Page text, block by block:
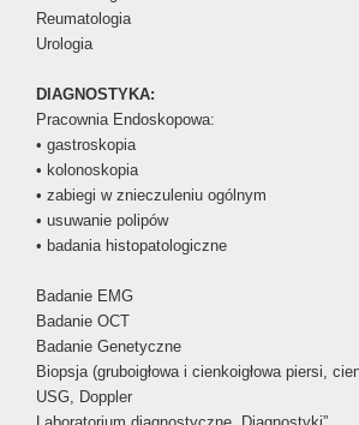
Reumatologia
Urologia
DIAGNOSTYKA:
Pracownia Endoskopowa:
• gastroskopia
• kolonoskopia
• zabiegi w znieczuleniu ogólnym
• usuwanie polipów
• badania histopatologiczne
Badanie EMG
Badanie OCT
Badanie Genetyczne
Biopsja (gruboigłowa i cienkoigłowa piersi,
USG, Doppler